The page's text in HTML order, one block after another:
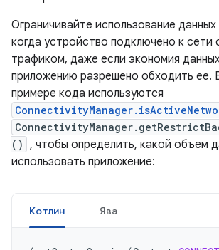
Ограничивайте использование данных
когда устройство подключено к сети
трафиком, даже если экономия
приложению разрешено обходить ее.
примере кода используются
() , чтобы определить, какой объем
использовать приложение:
Котлин Ява